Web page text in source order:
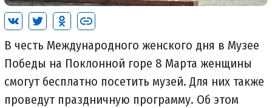
В честь Международного женского дня в Музее
Победы на Поклонной горе 8 Марта женщины
смогут бесплатно посетить музей. Для них также
проведут праздничную программу. Об этом